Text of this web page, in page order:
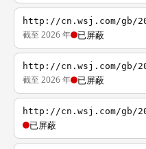
http://cn.wsj.com/gb/
截至 2026 年 已屏蔽
http://cn.wsj.com/gb/
截至 2026 年 已屏蔽
http://cn.wsj.com/gb/
已屏蔽